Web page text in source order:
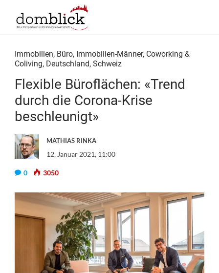
Immobilien, Büro, Immobilien-Männer, Coworking &
Coliving, Deutschland, Schweiz
Flexible Büroflächen: «Trend
durch die Corona-Krise
beschleunigt»
MATHIAS RINKA
12. Januar 2021, 11:00
0 3050